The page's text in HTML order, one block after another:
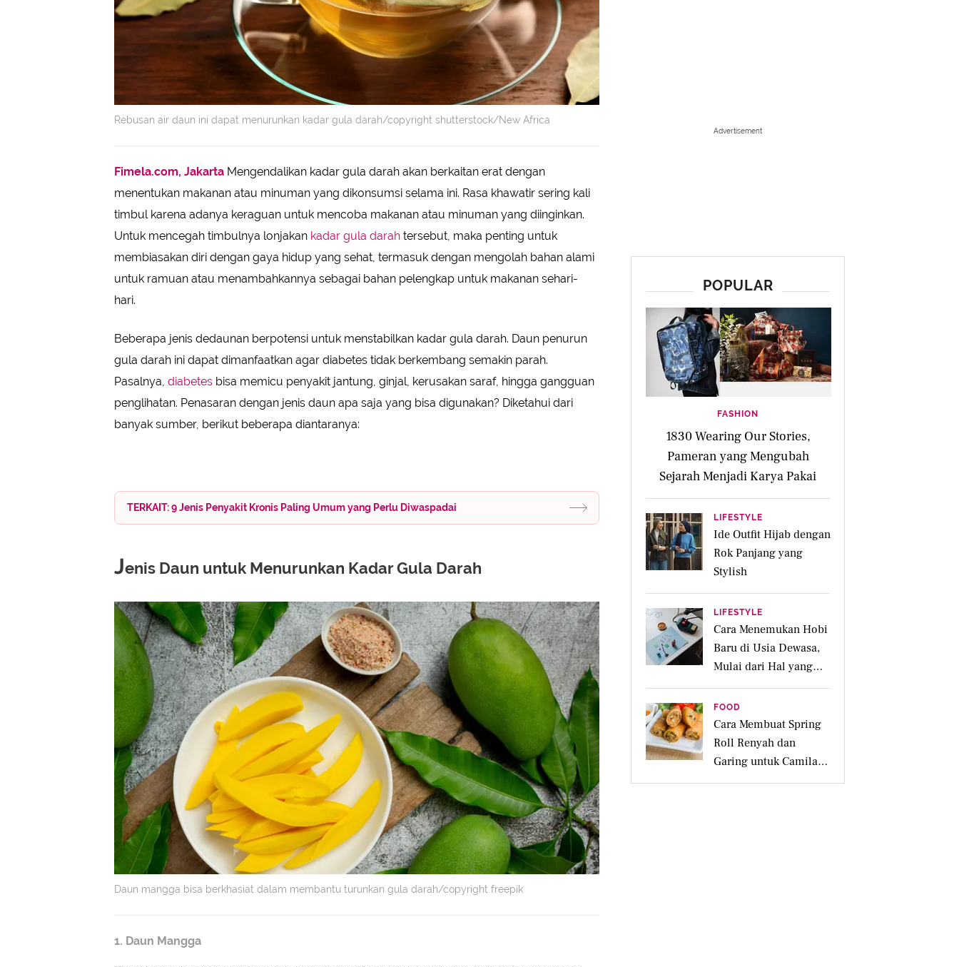
Rebusan air daun ini dapat menurunkan kadar gula darah/copyright shutterstock/New Africa
Fimela.com, Jakarta Mengendalikan kadar gula darah akan berkaitan erat dengan
menentukan makanan atau minuman yang dikonsumsi selama ini. Rasa khawatir sering kali
timbul karena adanya keraguan untuk mencoba makanan atau minuman yang diinginkan.
Untuk mencegah timbulnya lonjakan kadar gula darah tersebut, maka penting untuk
membiasakan diri dengan gaya hidup yang sehat, termasuk dengan mengolah bahan alami
untuk ramuan atau menambahkannya sebagai bahan pelengkap untuk makanan sehari-
hari.
Beberapa jenis dedaunan berpotensi untuk menstabilkan kadar gula darah. Daun penurun
gula darah ini dapat dimanfaatkan agar diabetes tidak berkembang semakin parah.
Pasalnya, diabetes bisa memicu penyakit jantung, ginjal, kerusakan saraf, hingga gangguan
penglihatan. Penasaran dengan jenis daun apa saja yang bisa digunakan? Diketahui dari
banyak sumber, berikut beberapa diantaranya:
TERKAIT: 9 Jenis Penyakit Kronis Paling Umum yang Perlu Diwaspadai
Jenis Daun untuk Menurunkan Kadar Gula Darah
Daun mangga bisa berkhasiat dalam membantu turunkan gula darah/copyright freepik
1. Daun Mangga
Advertisement
POPULAR
FASHION
1830 Wearing Our Stories,
Pameran yang Mengubah
Sejarah Menjadi Karya Pakai
LIFESTYLE
Ide Outfit Hijab dengan
Rok Panjang yang
Stylish
LIFESTYLE
Cara Menemukan Hobi
Baru di Usia Dewasa,
Mulai dari Hal yang
Disukai
FOOD
Cara Membuat Spring
Roll Renyah dan
Garing untuk Camilan
Pesta